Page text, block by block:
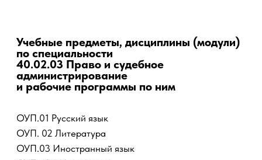
по специальности
40.02.03 Право и судебное
администрирование
и рабочие программы по ним
ОУП.01 Русский язык
ОУП. 02 Литература
ОУПп.04 Математика
ОУП.06 Физическая культура
ОУП.07 Химия